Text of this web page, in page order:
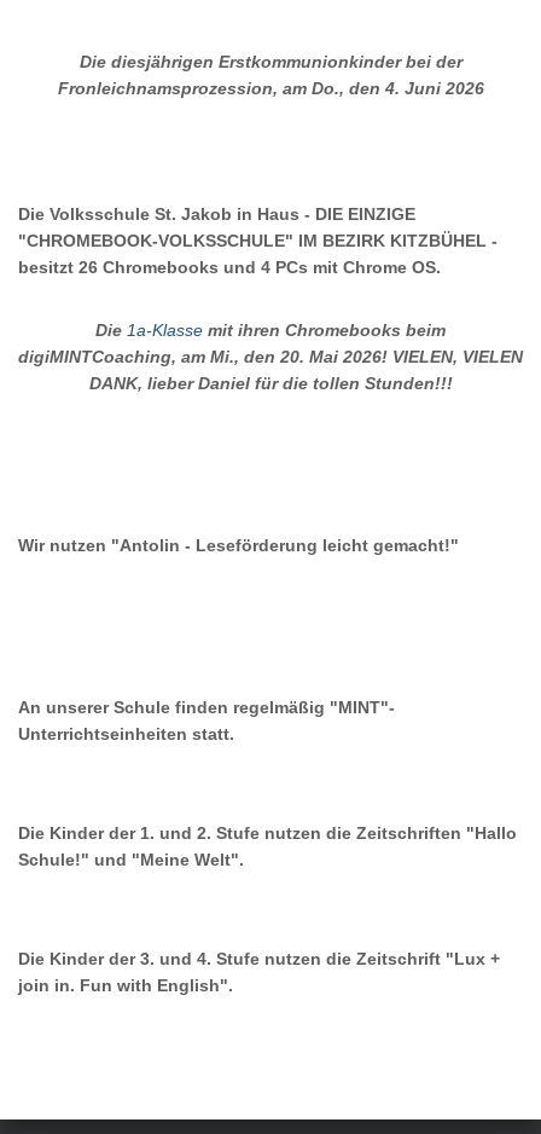
Die diesjährigen Erstkommunionkinder bei der
Fronleichnamsprozession, am Do., den 4. Juni 2026
Die Volksschule St. Jakob in Haus - DIE EINZIGE
"CHROMEBOOK-VOLKSSCHULE" IM BEZIRK KITZBÜHEL -
besitzt 26 Chromebooks und 4 PCs mit Chrome OS.
Die 1a-Klasse mit ihren Chromebooks beim
digiMINTCoaching, am Mi., den 20. Mai 2026! VIELEN, VIELEN
DANK, lieber Daniel für die tollen Stunden!!!
Wir nutzen "Antolin - Leseförderung leicht gemacht!"
An unserer Schule finden regelmäßig "MINT"-
Unterrichtseinheiten statt.
Die Kinder der 1. und 2. Stufe nutzen die Zeitschriften "Hallo
Schule!" und "Meine Welt".
Die Kinder der 3. und 4. Stufe nutzen die Zeitschrift "Lux +
join in. Fun with English".